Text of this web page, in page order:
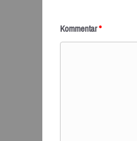
Kommentar*